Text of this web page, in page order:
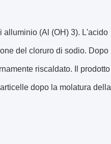
alluminio (Al (OH) 3). L'acido
del cloruro di sodio. Dopo
riscaldato. Il prodotto
dopo la molatura della